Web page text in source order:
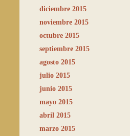
diciembre 2015
noviembre 2015
octubre 2015
septiembre 2015
agosto 2015
julio 2015
junio 2015
mayo 2015
abril 2015
marzo 2015